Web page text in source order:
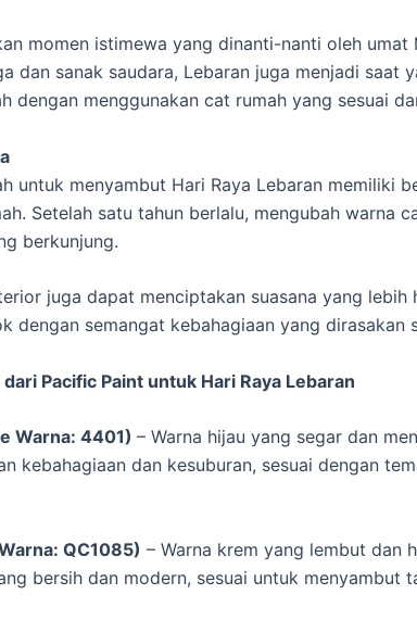
momen istimewa yang dinanti-nanti oleh
dan sanak saudara, Lebaran juga menjadi
dengan menggunakan cat rumah yang sesuai
untuk menyambut Hari Raya Lebaran memiliki
Setelah satu tahun berlalu, mengubah
berkunjung.
juga dapat menciptakan suasana yang
dengan semangat kebahagiaan yang dirasakan
Pacific Paint untuk Hari Raya Lebaran
Warna: 4401) – Warna hijau yang segar dan
kebahagiaan dan kesuburan, sesuai dengan
QC1085) – Warna krem yang lembut dan
bersih dan modern, sesuai untuk menyambut